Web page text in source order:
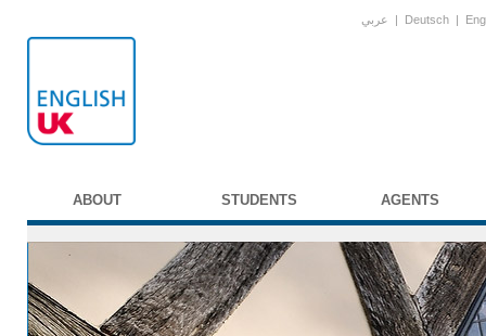
عربي | Deutsch |
ABOUT STUDENTS AGENTS